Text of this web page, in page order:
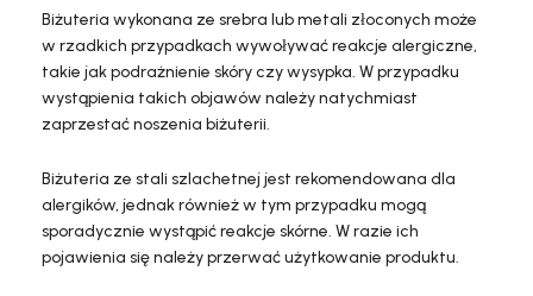
Biżuteria wykonana ze srebra lub metali złoconych może
w rzadkich przypadkach wywoływać reakcje alergiczne,
takie jak podrażnienie skóry czy wysypka. W przypadku
wystąpienia takich objawów należy natychmiast
zaprzestać noszenia biżuterii.
Biżuteria ze stali szlachetnej jest rekomendowana dla
alergików, jednak również w tym przypadku mogą
sporadycznie wystąpić reakcje skórne. W razie ich
pojawienia się należy przerwać użytkowanie produktu.